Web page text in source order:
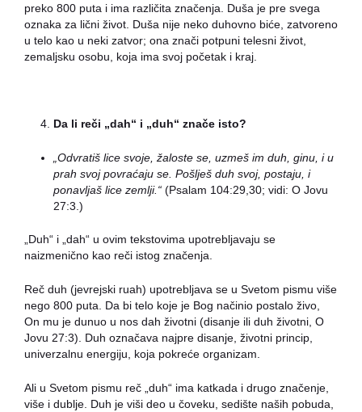
preko 800 puta i ima različita značenja. Duša je pre svega
oznaka za lični život. Duša nije neko duhovno biće, zatvoreno
u telo kao u neki zatvor; ona znači potpuni telesni život,
zemaljsku osobu, koja ima svoj početak i kraj.
Da li reči „dah“ i „duh“ znače isto?
„Odvratiš lice svoje, žaloste se, uzmeš im duh, ginu, iu
prah svoj povraćaju se. Pošlješ duh svoj, postaju, i
ponavljaš lice zemlji.“ (Psalam 104:29,30; vidi: O Jovu
27:3.)
„Duh“ i „dah“ u ovim tekstovima upotrebljavaju se
naizmenično kao reči istog značenja.
Reč duh (jevrejski ruah) upotrebljava se u Svetom pismu više
nego 800 puta. Da bi telo koje je Bog načinio postalo živo,
On mu je dunuo u nos dah životni (disanje ili duh životni, O
Jovu 27:3). Duh označava najpre disanje, životni princip,
univerzalnu energiju, koja pokreće organizam.
Ali u Svetom pismu reč „duh“ ima katkada i drugo značenje,
više i dublje. Duh je viši deo u čoveku, sedište naših pobuda,